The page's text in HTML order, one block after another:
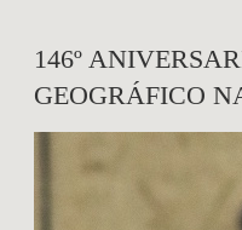
146º
GEOGRÁFICO